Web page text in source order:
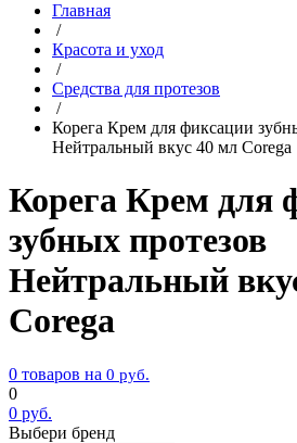
Главная
/
Красота и уход
/
Средства для протезов
/
Корега Крем для фиксации
Нейтральный вкус 40 мл Corega
Корега Крем для
зубных протезов
Нейтральный
Corega
0 товаров на 0 руб.
0
0 руб.
Выбери бренд